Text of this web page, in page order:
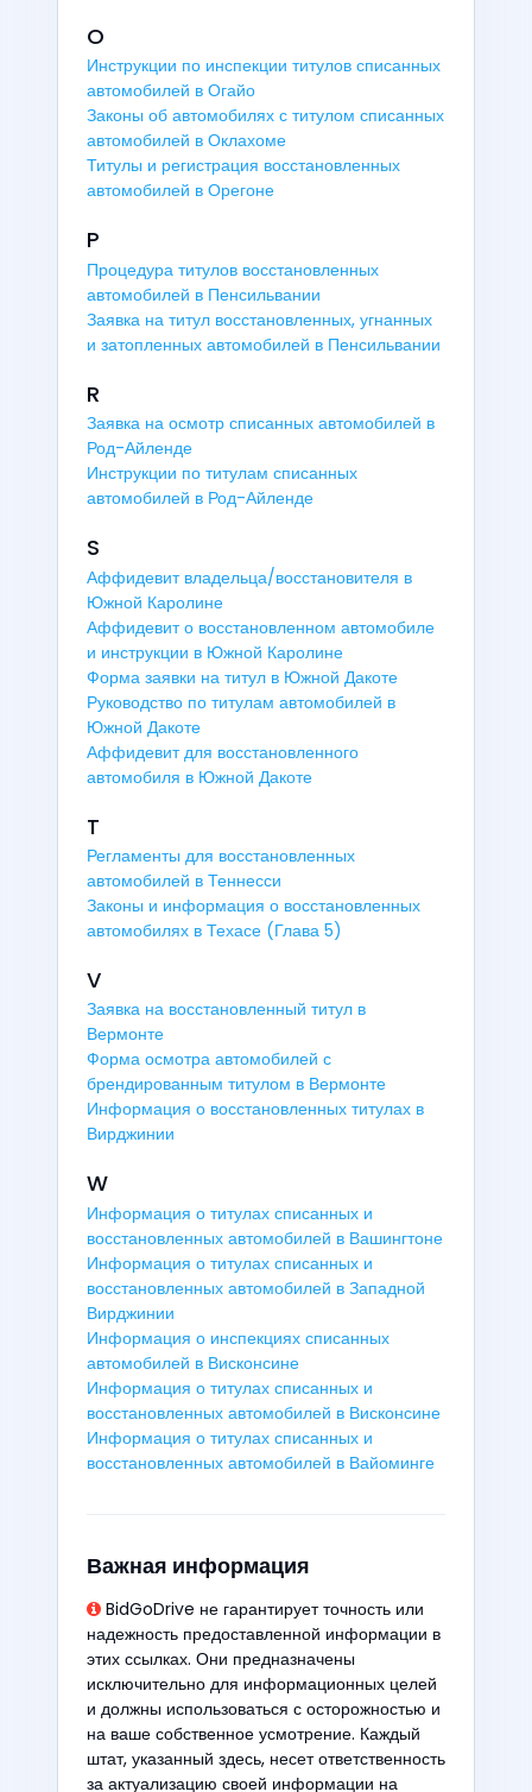
O
Инструкции по инспекции титулов списанных
автомобилей в Огайо
Законы об автомобилях с титулом списанных
автомобилей в Оклахоме
Титулы и регистрация восстановленных
автомобилей в Орегоне
P
Процедура титулов восстановленных
автомобилей в Пенсильвании
Заявка на титул восстановленных, угнанных
и затопленных автомобилей в Пенсильвании
R
Заявка на осмотр списанных автомобилей в
Род-Айленде
Инструкции по титулам списанных
автомобилей в Род-Айленде
S
Аффидевит владельца/восстановителя в
Южной Каролине
Аффидевит о восстановленном автомобиле
и инструкции в Южной Каролине
Форма заявки на титул в Южной Дакоте
Руководство по титулам автомобилей в
Южной Дакоте
Аффидевит для восстановленного
автомобиля в Южной Дакоте
T
Регламенты для восстановленных
автомобилей в Теннесси
Законы и информация о восстановленных
автомобилях в Техасе (Глава 5)
V
Заявка на восстановленный титул в
Вермонте
Форма осмотра автомобилей с
брендированным титулом в Вермонте
Информация о восстановленных титулах в
Вирджинии
W
Информация о титулах списанных и
восстановленных автомобилей в Вашингтоне
Информация о титулах списанных и
восстановленных автомобилей в Западной
Вирджинии
Информация о инспекциях списанных
автомобилей в Висконсине
Информация о титулах списанных и
восстановленных автомобилей в Висконсине
Информация о титулах списанных и
восстановленных автомобилей в Вайоминге
Важная информация
BidGoDrive не гарантирует точность или
надежность предоставленной информации в
этих ссылках. Они предназначены
исключительно для информационных целей
и должны использоваться с осторожностью и
на ваше собственное усмотрение. Каждый
штат, указанный здесь, несет ответственность
за актуализацию своей информации на